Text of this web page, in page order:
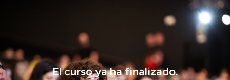
El curso ya ha finalizado.